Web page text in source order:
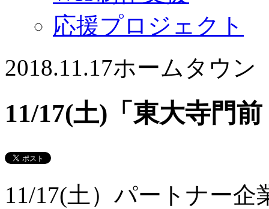
応援プロジェクト
2018.11.17ホームタウン
11/17(土)「東大寺門
11/17(土）パートナー